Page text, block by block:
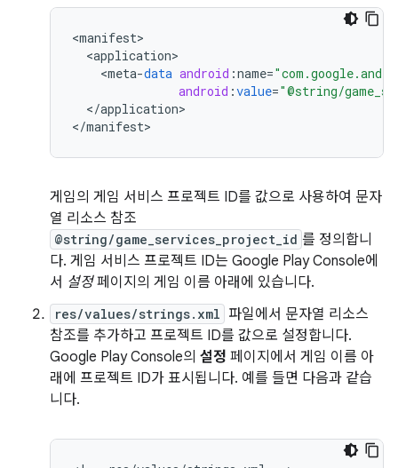
<manifest
<application
<meta-data android :name=
android :value="@string/
</application>
</manifest
게임의 게임 서비스 프로젝트 ID를 값으로 사용하여 문자
열 리소스 참조
@string/game_services_project_id 를 정의합니
다. 게임 서비스 프로젝트 ID는 Google Play Console에
서 설정페이지의 게임 이름 아래에 있습니다.
res/values/strings.xml 파일에서 문자열 리소스
참조를 추가하고 프로젝트 ID를 값으로 설정합니다.
Google Play Console의 설정 페이지에서 게임 이름 아
래에 프로젝트 ID가 표시됩니다. 예를 들면 다음과 같습
니다.